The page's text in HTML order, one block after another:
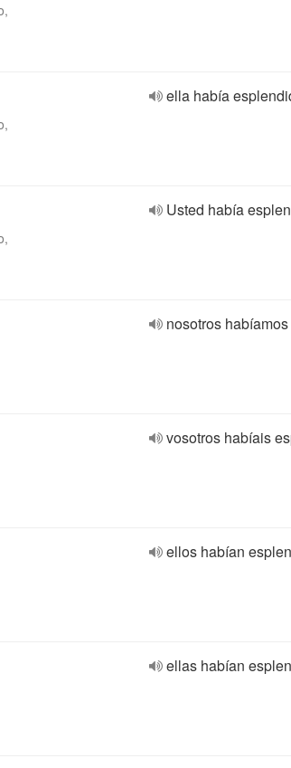
ella había
Usted había
nosotros
vosotros habíais
ellos habían
ellas habían